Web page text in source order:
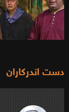
دست اندرکاران